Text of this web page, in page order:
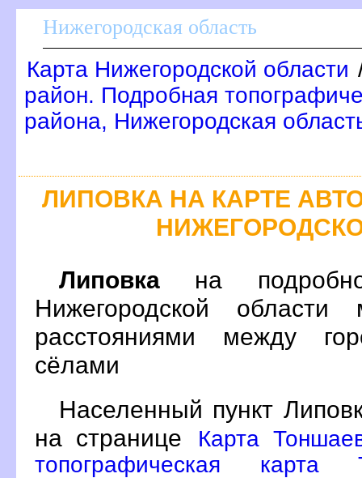
Нижегородская область
Карта Нижегородской области
район. Подробная
района, Нижегородская
ЛИПОВКА НА КАРТЕ
Липовка на
Нижегородской
расстояниями между
сёлами
Населенный пункт
на странице
Карта
топографическая карта